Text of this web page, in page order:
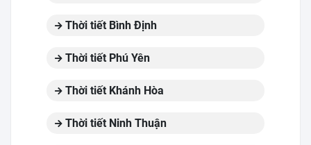
Thời tiết Bình Định
Thời tiết Phú Yên
Thời tiết Khánh Hòa
Thời tiết Ninh Thuận